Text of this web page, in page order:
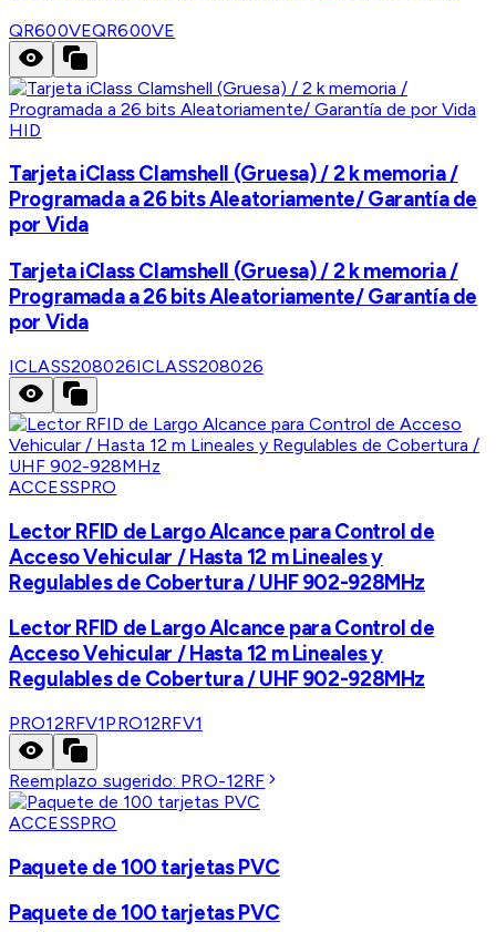
QR600VEQR600VE
HID
Tarjeta iClass Clamshell (Gruesa) / 2 k memoria /
Programada a 26 bits Aleatoriamente/ Garantía de
por Vida
Tarjeta iClass Clamshell (Gruesa) / 2 k memoria /
Programada a 26 bits Aleatoriamente/ Garantía de
por Vida
ICLASS208026ICLASS208026
ACCESSPRO
Lector RFID de Largo Alcance para Control de
Acceso Vehicular / Hasta 12 m Lineales y
Regulables de Cobertura / UHF 902-928MHz
Lector RFID de Largo Alcance para Control de
Acceso Vehicular / Hasta 12 m Lineales y
Regulables de Cobertura / UHF 902-928MHz
PRO12RFV1PRO12RFV1
Reemplazo sugerido: PRO-12RF
ACCESSPRO
Paquete de 100 tarjetas PVC
Paquete de 100 tarjetas PVC